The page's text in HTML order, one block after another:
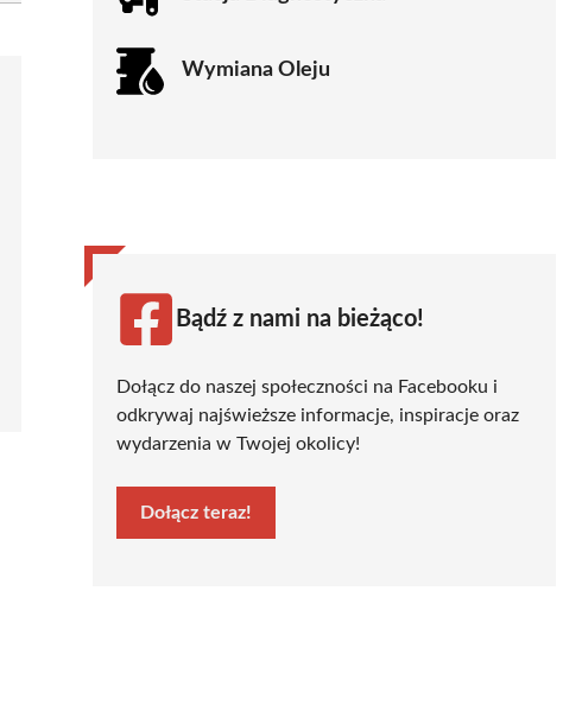
Wymiana Oleju
Bądź z nami na bieżąco!
Dołącz do naszej społeczności na Facebooku i
odkrywaj najświeższe informacje, inspiracje oraz
wydarzenia w Twojej okolicy!
Dołącz teraz!